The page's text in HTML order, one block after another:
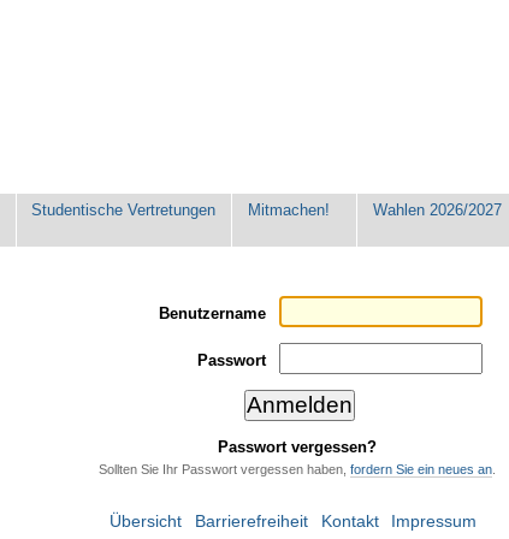
Studentische Vertretungen Mitmachen! Wahlen 2026/2027
Benutzername
Passwort
Passwort vergessen?
Sollten Sie Ihr Passwort vergessen haben, fordern Sie ein neues an.
Übersicht Barrierefreiheit Kontakt Impressum